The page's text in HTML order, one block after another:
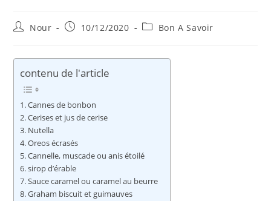
Auteur/autrice
publication :
Nour
Publication
10/12/2020
PostBon A Savoir
contenu de l'article
Cannes de bonbon
Cerises et jus de cerise
Nutella
Oreos écrasés
Cannelle, muscade ou anis étoilé
sirop d’érable
Sauce caramel ou caramel au beurre
Graham biscuit et guimauves